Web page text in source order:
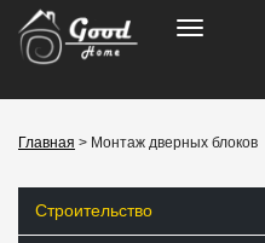
Главная > Монтаж дверных блоков
Строительство